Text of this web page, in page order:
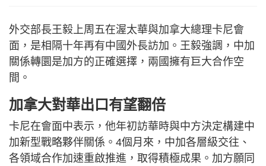
外交部長王毅上周五在渥太華與加拿大總理卡尼會
面，是相隔十年再有中國外長訪加。王毅強調，中加
關係轉圜是加方的正確選擇，兩國擁有巨大合作空
間。
加拿大對華出口有望翻倍
卡尼在會面中表示，他年初訪華時與中方決定構建中
加新型戰略夥伴關係。4個月來，中加各層級交往、
各領域合作加速重啟推進，取得積極成果。加方願同